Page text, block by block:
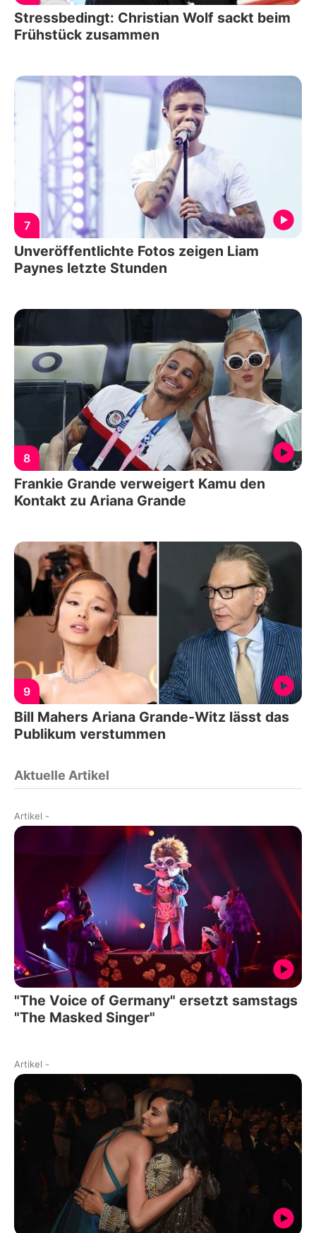
Stressbedingt: Christian Wolf sackt beim
Frühstück zusammen
7
Unveröffentlichte Fotos zeigen Liam
Paynes letzte Stunden
8
Frankie Grande verweigert Kamu den
Kontakt zu Ariana Grande
9
Bill Mahers Ariana Grande-Witz lässt das
Publikum verstummen
Aktuelle Artikel
Artikel -
"The Voice of Germany" ersetzt samstags
"The Masked Singer"
Artikel -